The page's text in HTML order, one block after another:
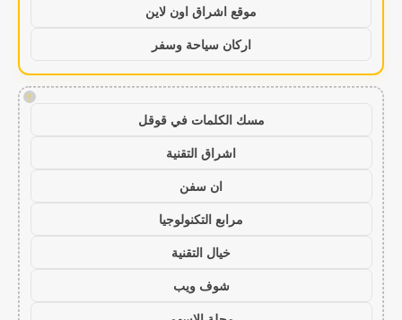
موقع اشراق اون لاين
اركان سياحة وسفر
!
مسك الكلمات في قوقل
اشراق التقنية
ان سفن
مرابع التكنولوجيا
خيال التقنية
شوف ويب